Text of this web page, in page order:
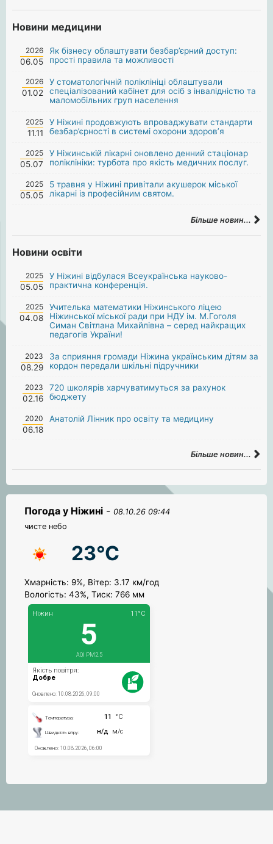
Новини медицини
2026
06.05
Як бізнесу облаштувати безбар’єрний доступ:
прості правила та можливості
2026
01.02
У стоматологічній поліклініці облаштували
спеціалізований кабінет для осіб з інвалідністю та
маломобільних груп населення
2025
11.11
У Ніжині продовжують впроваджувати стандарти
безбар’єрності в системі охорони здоров’я
2025
05.07
У Ніжинській лікарні оновлено денний стаціонар
поліклініки: турбота про якість медичних послуг.
2025
05.05
5 травня у Ніжині привітали акушерок міської
лікарні із професійним святом.
Більше новин...
Новини освіти
2025
05.05
У Ніжині відбулася Всеукраїнська науково-
практична конференція.
2025
04.08
Учителька математики Ніжинського ліцею
Ніжинської міської ради при НДУ ім. М.Гоголя
Симан Світлана Михайлівна – серед найкращих
педагогів України!
2023
08.29
За сприяння громади Ніжина українським дітям за
кордон передали шкільні підручники
2023
02.16
720 школярів харчуватимуться за рахунок
бюджету
2020
06.18
Анатолій Лінник про освіту та медицину
Більше новин...
Погода у Ніжині - 08.10.26 09:44
чисте небо
23°C
Хмарність: 9%, Вітер: 3.17 км/год
Вологість: 43%, Тиск: 766 мм